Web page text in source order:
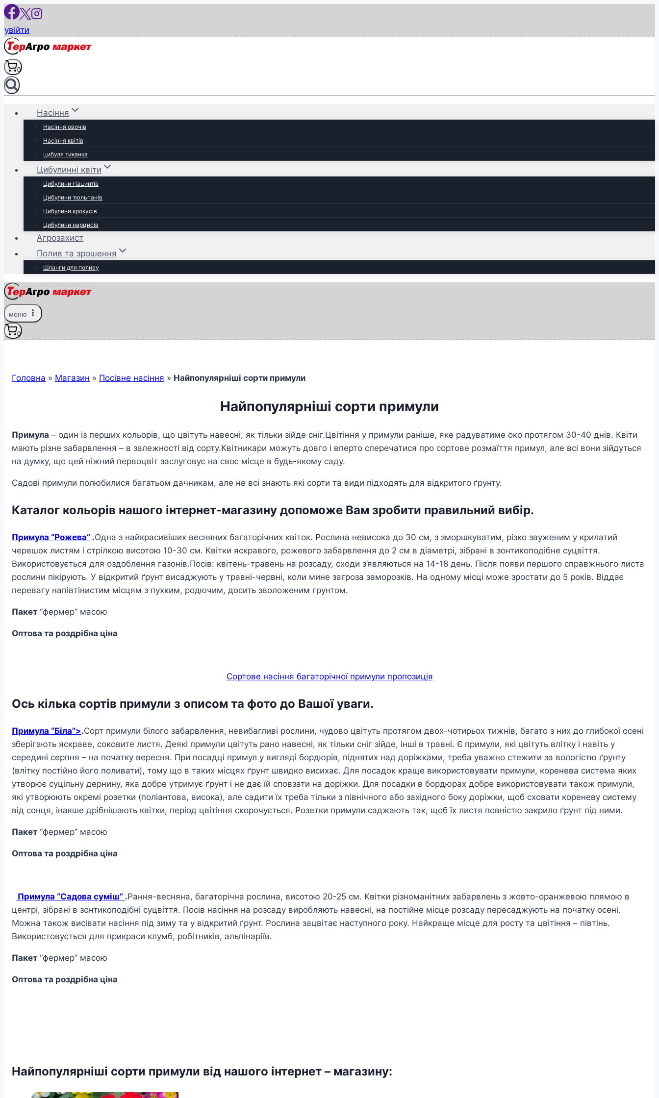
Перейти
вмісту
увійти
0
Насіння
Насіння овочів
Насіння квітів
цибуля тиканка
Цибулинні квіти
Цибулини гіацинтів
Цибулини тюльпанів
Цибулини крокусів
Цибулини нарцисів
Агрозахист
Полив та зрошення
Шланги для поливу
меню
0
Головна » Магазин » Посівне насіння » Найпопулярніші сорти примули
Найпопулярніші сорти примули
Примула – один із перших кольорів, що цвітуть навесні, як тільки зійде сніг.Цвітіння у примули раніше, яке радуватиме око протягом 30-40 днів. Квіти
мають різне забарвлення – в залежності від сорту.Квітникари можуть довго і вперто сперечатися про сортове розмаїття примул, але всі вони зійдуться
на думку, що цей ніжний первоцвіт заслуговує на своє місце в будь-якому саду.
Садові примули полюбилися багатьом дачникам, але не всі знають які сорти та види підходять для відкритого ґрунту.
Каталог кольорів нашого інтернет-магазину допоможе Вам зробити правильний вибір.
Примула “Рожева” .Одна з найкрасивіших весняних багаторічних квіток. Рослина невисока до 30 см, з зморшкуватим, різко звуженим у крилатий
черешок листям і стрілкою висотою 10-30 см. Квітки яскравого, рожевого забарвлення до 2 см в діаметрі, зібрані в зонтикоподібне суцвіття.
Використовується для оздоблення газонів.Посів: квітень-травень на розсаду, сходи з’являються на 14-18 день. Після появи першого справжнього листа
рослини пікірують. У відкритий ґрунт висаджують у травні-червні, коли мине загроза заморозків. На одному місці може зростати до 5 років. Віддає
перевагу напівтінистим місцям з пухким, родючим, досить зволоженим грунтом.
Пакет “фермер” масою
Оптова та роздрібна ціна
Сортове насіння багаторічної примули пропозиція
Ось кілька сортів примули з описом та фото до Вашої уваги.
Примула “Біла”>.Сорт примули білого забарвлення, невибагливі рослини, чудово цвітуть протягом двох-чотирьох тижнів, багато з них до глибокої осені
зберігають яскраве, соковите листя. Деякі примули цвітуть рано навесні, як тільки сніг зійде, інші в травні. Є примули, які цвітуть влітку і навіть у
середині серпня – на початку вересня. При посадці примул у вигляді бордюрів, піднятих над доріжками, треба уважно стежити за вологістю ґрунту
(влітку постійно його поливати), тому що в таких місцях ґрунт швидко висихає. Для посадок краще використовувати примули, коренева система яких
утворює суцільну дернину, яка добре утримує ґрунт і не дає їй сповзати на доріжки. Для посадки в бордюрах добре використовувати також примули,
які утворюють окремі розетки (поліантова, висока), але садити їх треба тільки з північного або західного боку доріжки, щоб сховати кореневу систему
від сонця, інакше дрібнішають квітки, період цвітіння скорочується. Розетки примули саджають так, щоб їх листя повністю закрило ґрунт під ними.
Пакет “фермер” масою
Оптова та роздрібна ціна
Примула “Садова суміш” .Рання-весняна, багаторічна рослина, висотою 20-25 см. Квітки різноманітних забарвлень з жовто-оранжевою плямою в
центрі, зібрані в зонтикоподібні суцвіття. Посів насіння на розсаду виробляють навесні, на постійне місце розсаду пересаджують на початку осені.
Можна також висівати насіння під зиму та у відкритий ґрунт. Рослина зацвітає наступного року. Найкраще місце для росту та цвітіння – півтінь.
Використовується для прикраси клумб, робітників, альпінаріїв.
Пакет “фермер” масою
Оптова та роздрібна ціна
Найпопулярніші сорти примули від нашого інтернет – магазину: